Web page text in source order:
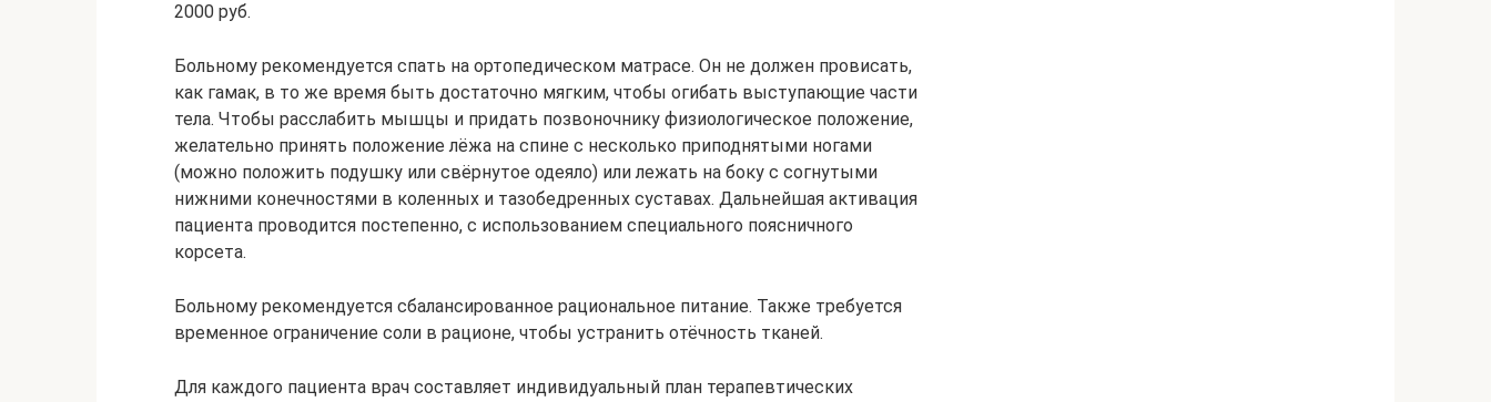
2000 руб.
Больному рекомендуется спать на ортопедическом матрасе. Он не должен провисать,
как гамак, в то же время быть достаточно мягким, чтобы огибать выступающие части
тела. Чтобы расслабить мышцы и придать позвоночнику физиологическое положение,
желательно принять положение лёжа на спине с несколько приподнятыми ногами
(можно положить подушку или свёрнутое одеяло) или лежать на боку с согнутыми
нижними конечностями в коленных и тазобедренных суставах. Дальнейшая активация
пациента проводится постепенно, с использованием специального поясничного
корсета.
Больному рекомендуется сбалансированное рациональное питание. Также требуется
временное ограничение соли в рационе, чтобы устранить отёчность тканей.
Для каждого пациента врач составляет индивидуальный план терапевтических